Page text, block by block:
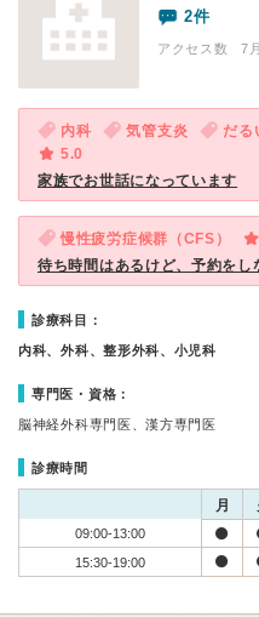
2件
アクセス数 7
内科 気管支炎
だる
5.0
家族でお世話になっています
慢性疲労症候群（CFS）
待ち時間はあるけど、予約をし
診療科目：
内科、外科、整形外科、小児科
専門医・資格：
脳神経外科専門医、漢方専門医
診療時間
月
09:00-13:00
15:30-19:00